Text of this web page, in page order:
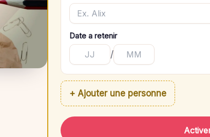
Date a retenir
/
+ Ajouter une personne